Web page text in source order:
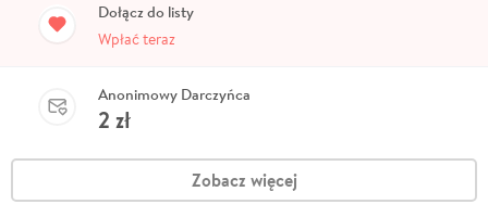
Dołącz do listy
Wpłać teraz
Anonimowy Darczyńca
2 zł
Zobacz więcej